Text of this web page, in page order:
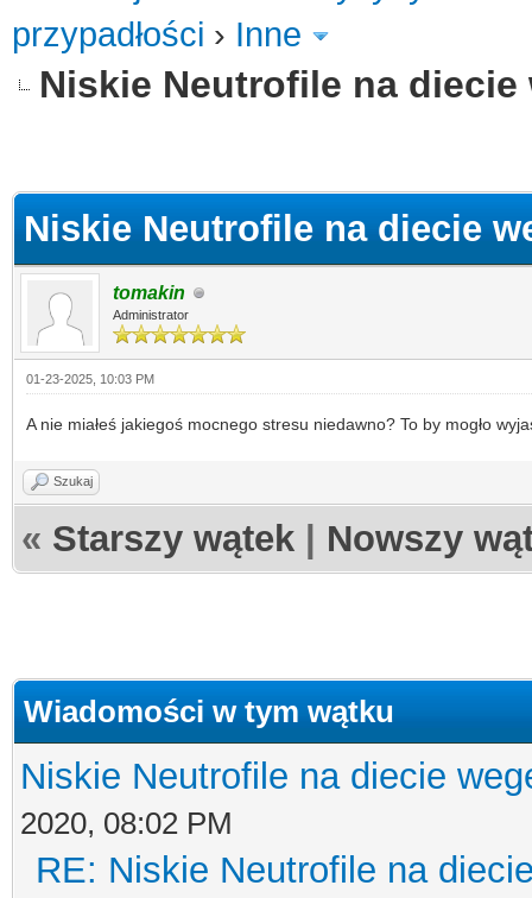
przypadłości › Inne
Niskie Neutrofile na
Niskie Neutrofile na diecie
tomakin
Administrator
01-23-2025, 10:03 PM
A nie miałeś jakiegoś mocnego stresu niedawno? To by mogło
Szukaj
« Starszy wątek Nowszy
Wiadomości w tym wątku
Niskie Neutrofile na diecie
2020, 08:02 PM
RE: Niskie Neutrofile na